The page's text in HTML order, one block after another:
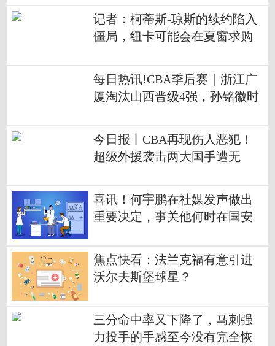
记者：柯蒂斯-琼斯的续约陷入
僵局，纽卡可能会在夏窗求购
每日热讯!CBA季后赛｜浙江广
厦淘汰山西晋级4强，孙铭徽时
今日报丨CBA再现伤人恶犯！
超级外援袭击两大国手遭无
喜讯！何宇鹏在社媒发声做出
重要决定，事关他何时在国安
焦点快看：法兰克福有意引进
沃尔夫斯堡球星？
三分命中率又下降了，马刺强
力投手的手感至今没有完全恢